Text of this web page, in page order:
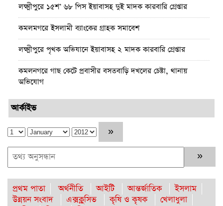
লক্ষ্মীপুরে ১৫শ’ ৬৮ পিস ইয়াবাসহ দুই মাদক কারবারি গ্রেপ্তার
কমলমগরে ইসলামী ব্যাংকের গ্রাহক সমাবেশ ‎
লক্ষ্মীপুরে পৃথক অভিযানে ইয়াবাসহ ২ মাদক কারবারি গ্রেপ্তার
কমলনগরে গাছ কেটে প্রবাসীর বসতবাড়ি ‎দখলের চেষ্টা, থানায়
অভিযোগ
রায়পুরে জেলের বাড়ি থেকে দেশীয় অস্ত্র উদ্ধার, তদন্তে পুলিশ
রায়পুরে অস্বাস্থ্যকর ভেজাল ও নকল শিশু খাদ্যে ছয়লাব
কমলনগরে পুড়ে ছাই একটি জেলে পরিবারে স্বপ্ন
লক্ষ্মীপুরে ভেজাল ঘি’র কারখানায় অভিযান, ৩লাখ টাকা জরিমানা
কমলনগরে জুলাই শহিদ দিবস উপলক্ষে আলোচনা সভা
আর্কাইভ
প্রথম পাতা অর্থনীতি আইটি আন্তর্জাতিক
ইসলাম
উন্নয়ন সংবাদ
এক্সক্লুসিভ কৃষি ও কৃষক
খেলাধুলা